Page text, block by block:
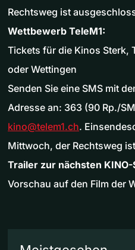
Rechtsweg ist
Wettbewerb TeleM1:
Tickets für die Kinos Sterk,
oder Wettingen
Senden Sie eine SMS mit
Adresse an: 363 (90 Rp./
kino@telem1.ch.
Mittwoch, der Rechtsweg
Trailer zur nächsten KINO-
Vorschau auf den Film der